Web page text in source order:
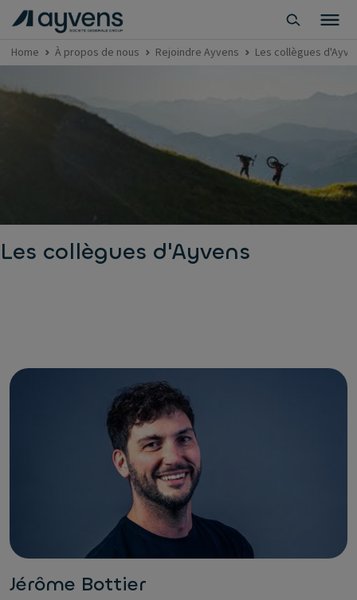
Home À propos de nous Rejoindre Ayvens Les collègues
Les collègues d'Ayvens
Jérôme Bottier